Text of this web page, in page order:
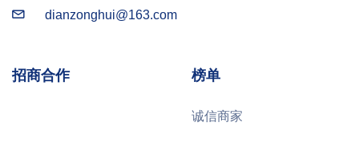
dianzonghui@163.com
招商合作 榜单
诚信商家